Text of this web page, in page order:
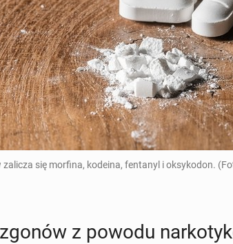
się morfina, kodeina, fentanyl i oksykodon.
z powodu